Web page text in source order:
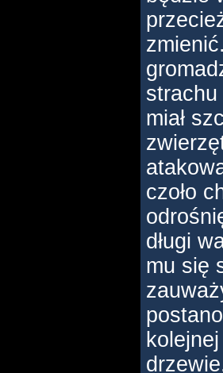
strachu
miał
czoło
długi
mu się